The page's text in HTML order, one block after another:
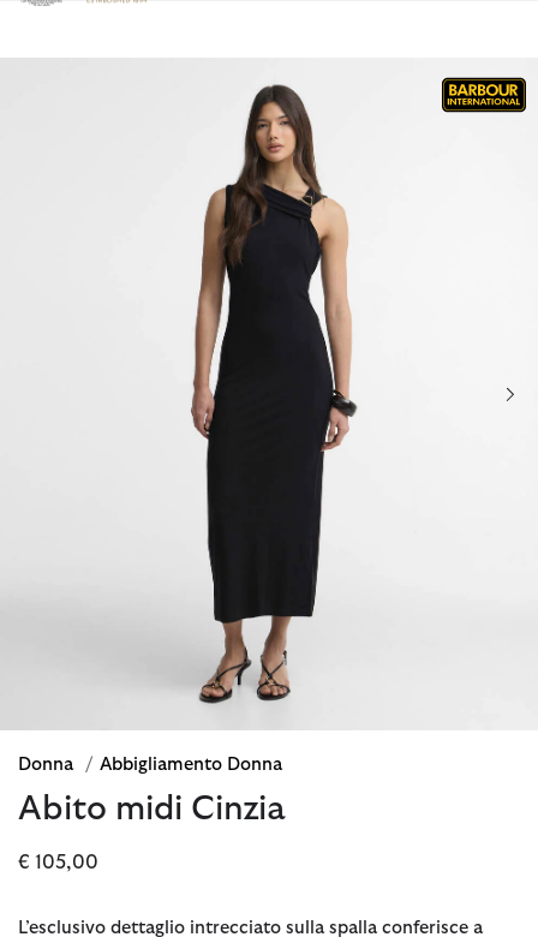
Clicca per visualizzare la nostra Dichiarazione di Accessibilità
Donna / Abbigliamento Donna
Abito midi Cinzia
€ 105,00
L’esclusivo dettaglio intrecciato sulla spalla conferisce a